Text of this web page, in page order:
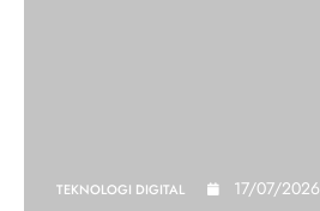
TEKNOLOGI DIGITAL 17/07/2026